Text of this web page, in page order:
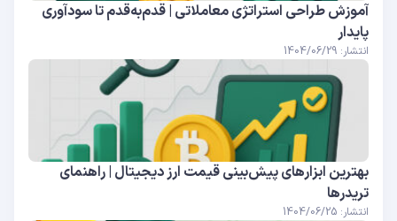
آموزش طراحی استراتژی معاملاتی | قدم‌به‌قدم تا سودآوری
پایدار
انتشار: 1404/06/29
بهترین ابزارهای پیش‌بینی قیمت ارز دیجیتال | راهنمای
تریدرها
انتشار: 1404/06/25